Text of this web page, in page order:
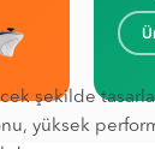
şekilde
yüksek